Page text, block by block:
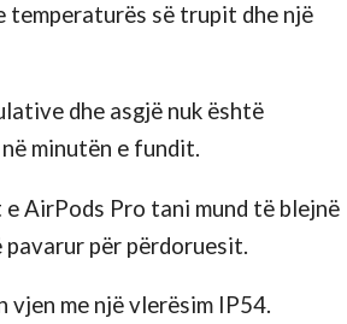
temperaturës së trupit dhe një
dhe asgjë nuk është
minutën e fundit.
AirPods Pro tani mund të blejnë
pavarur për përdoruesit.
me një vlerësim IP54.